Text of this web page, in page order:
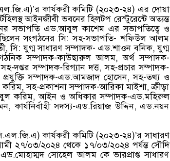
কার্যকরী কমিটি (২০২৩-২৪) এর দোয়া
আইনজীবী ভবনের হিলটপ রেস্টুরেন্টে অত্যন্ত
সভাপতি এড.আবুল কাশেম এর সভাপতিত্বে ও
সংগঠনের সি: সহ-সভাপতি- শফিউল আলম
সি: যুগ্ম সাধারণ সম্পাদক- এড.শাওন বনিক, যুগ্ম
সম্পাদক-কাউছারুল আলম, অর্থ সম্পাদক-
সম্পাদক-রিগ্যান দত্ত, সহ-প্রচার সম্পাদক-
সম্পাদক-এড.আমজাদ হোসেন, সহ-তথ্য ও
সহ-প্রকাশনা সম্পাদক-আরিকা মাইশা, ক্রীড়া
করিম, আইন ও অধিকার সম্পাদক-এড.মহিরুল
সদস্য-এড.রিয়াজ উদ্দিন, এড.নয়ন
কার্যকরী কমিটি (২০২৩-২৪)’র সাধারণ
২৭/০৩/২০২৪ থেকে ১৭/০৩/২০২৪ পর্যন্ত সৌদি
সোহেল আলম কে ভারপ্রাপ্ত সাধারণ